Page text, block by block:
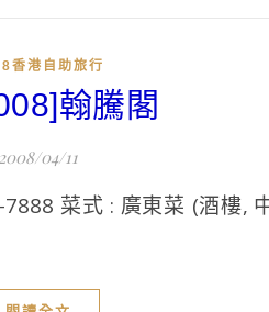
香港自助旅行
翰騰閣
2008/04/11
菜式 : 廣東菜 (酒樓,